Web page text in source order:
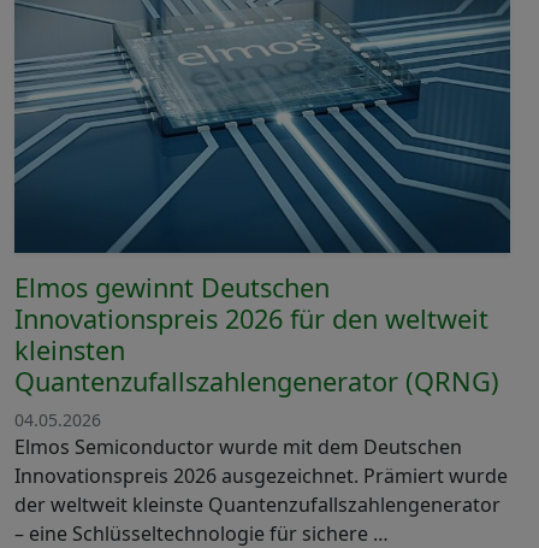
Elmos gewinnt Deutschen
Innovationspreis 2026 für den weltweit
kleinsten
Quantenzufallszahlengenerator (QRNG)
04.05.2026
Elmos Semiconductor wurde mit dem Deutschen
Innovationspreis 2026 ausgezeichnet. Prämiert wurde
der weltweit kleinste Quantenzufallszahlengenerator
– eine Schlüsseltechnologie für sichere …